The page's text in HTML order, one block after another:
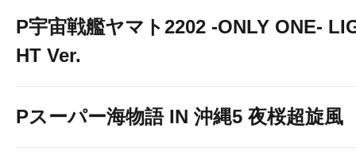
P宇宙戦艦ヤマト2202 -ONLY ONE-
HT Ver.
Pスーパー海物語 IN 沖縄5 夜桜超旋風